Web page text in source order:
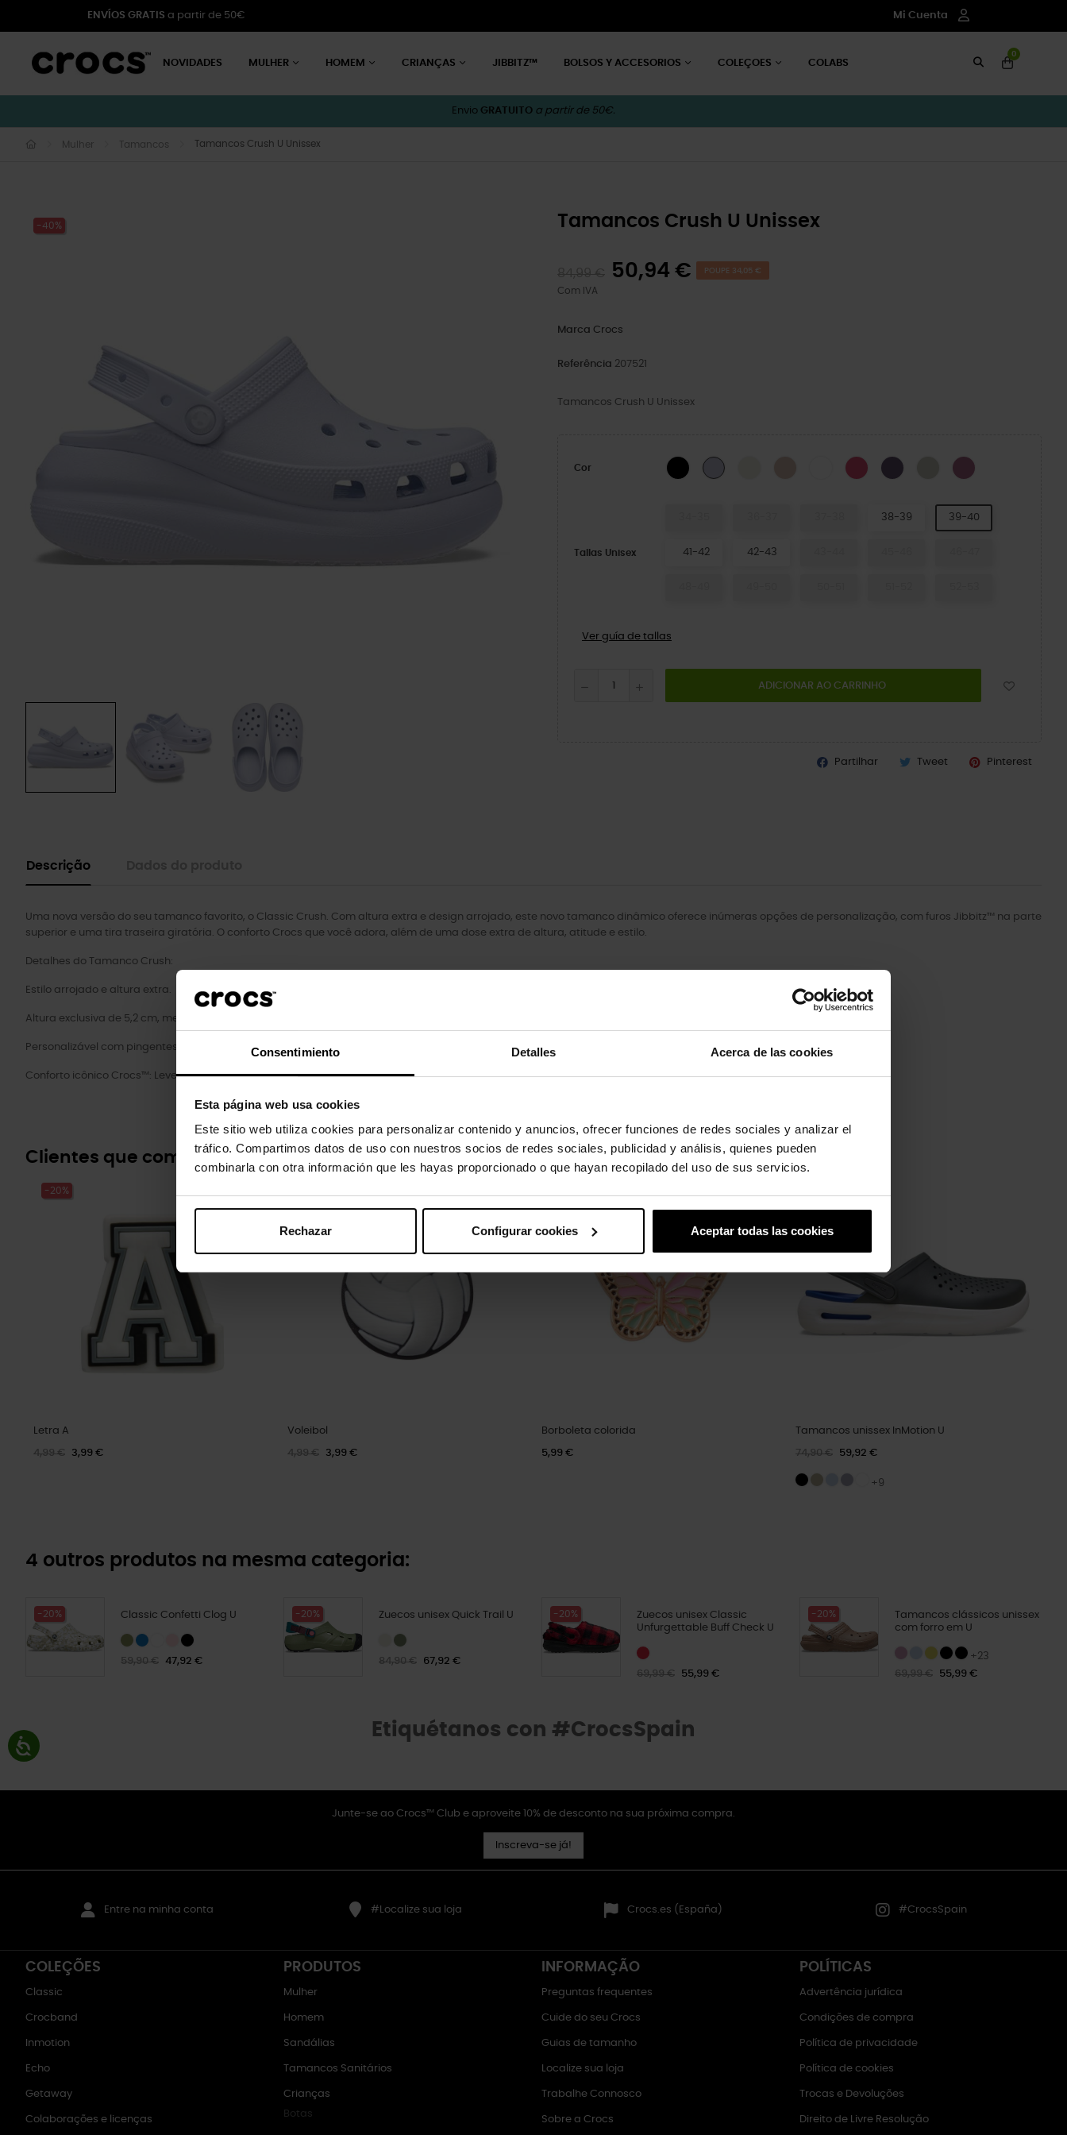
Consentimiento Detalles Acerca de las cookies
Esta página web usa cookies
Este sitio web utiliza cookies para personalizar contenido y anuncios, ofrecer funciones de redes sociales y analizar el
tráfico. Compartimos datos de uso con nuestros socios de redes sociales, publicidad y análisis, quienes pueden
combinarla con otra información que les hayas proporcionado o que hayan recopilado del uso de sus servicios.
Rechazar Configurar cookies Aceptar todas las cookies
ENVÍOS GRATIS a partir de 50€ Mi Cuenta
NOVIDADES MULHER HOMEM CRIANÇAS JIBBITZ™ BOLSOS Y ACCESORIOS COLEÇOES COLABS
0
Envio GRATUITO a partir de 50€.
Mulher Tamancos Tamancos Crush U Unissex
-40% Tamancos Crush U Unissex
50,94 € POUPE 34,05 €
Com IVA
Marca Crocs
Referência 207521
Tamancos Crush U Unissex
Cor BLACK Frosted Grape WHITE Dragon FruitDARK IRIS/MULTI
MeteorLunar Dusk
Tallas Unisex
38-39 39-40
41-42 42-43
Ver guía de tallas
ADICIONAR AO CARRINHO
Partilhar Tweet Pinterest
Descrição
Uma nova versão do seu tamanco favorito, o Classic Crush. Com altura extra e design arrojado, este novo tamanco dinâmico oferece inúmeras opções de personalização, com furos Jibbitz™ na parte
superior e uma tira traseira giratória. O conforto Crocs que você adora, além de uma dose extra de altura, atitude e estilo.
Detalhes do Tamanco Crush:
Estilo arrojado e altura extra.
Altura exclusiva de 5,2 cm, medida do chão ao calcanhar.
Personalizável com pingentes Jibbitz™.
Conforto icônico Crocs™: Leve. Flexível. Conforto de 36 graus.
Clientes que compraram este produto também compraram:
-20%
Letra A
4,99 € 3,99 €
Voleibol
4,99 € 3,99 €
Borboleta colorida
5,99 €
Tamancos unissex InMotion U
74,90 € 59,92 €
+9
4 outros produtos na mesma categoria:
-20% Classic Confetti Clog U
59,90 € 47,92 €
-20% Zuecos unisex Quick Trail U
84,90 € 67,92 €
-20%
Zuecos unisex Classic
Unfurgettable Buff Check U
69,99 € 55,99 €
-20%
Tamancos clássicos unissex
com forro em U
+23
69,99 €
55,99 €
Etiquétanos con #CrocsSpain
Junte-se ao Crocs™ Club e aproveite 10% de desconto na sua próxima compra.
Inscreva-se já!
Entre na minha conta #Localize sua loja Crocs.es (España) #CrocsSpain
COLEÇÕES
Classic
Crocband
Inmotion
Echo
Getaway
Colaborações e licenças
PRODUTOS
Mulher
Homem
Sandálias
Tamancos Sanitários
Crianças
Botas
INFORMAÇÃO
Preguntas frequentes
Cuide do seu Crocs
Guias de tamanho
Localize sua loja
Trabalhe Connosco
Sobre a Crocs
POLÍTICAS
Advertência jurídica
Condições de compra
Política de privacidade
Política de cookies
Trocas e Devoluções
Direito de Livre Resolução